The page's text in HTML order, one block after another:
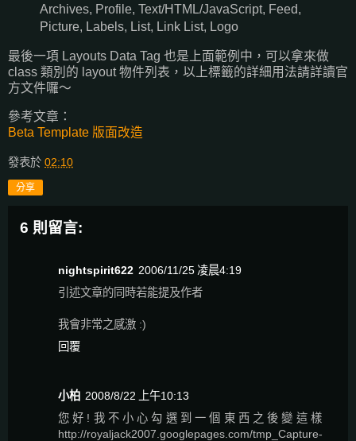
Archives, Profile, Text/HTML/JavaScript, Feed,
Picture, Labels, List, Link List, Logo
最後一項 Layouts Data Tag 也是上面範例中，可以拿來做
class 類別的 layout 物件列表，以上標籤的詳細用法請詳讀官
方文件囉～
參考文章：
Beta Template 版面改造
發表於 02:10
分享
6 則留言:
nightspirit622 2006/11/25 凌晨4:19
引述文章的同時若能提及作者
我會非常之感激 :)
回覆
小柏 2008/8/22 上午10:13
您好!我不小心勾選到一個東西之後變這樣
http://royaljack2007.googlepages.com/tmp_Capture-